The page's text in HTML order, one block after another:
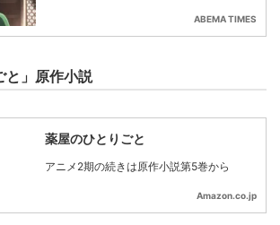
ABEMA TIMES
と」原作小説
薬屋のひとりごと
アニメ2期の続きは原作小説第5巻から
Amazon.co.jp